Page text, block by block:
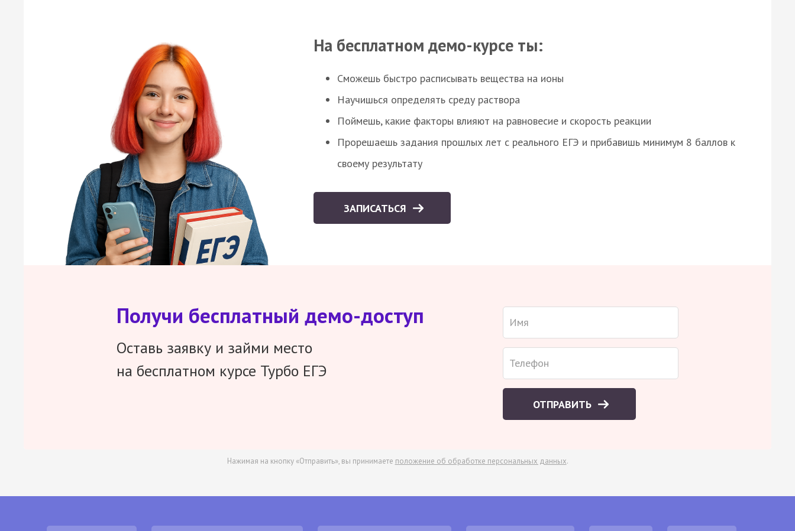
На бесплатном демо-курсе ты:
Сможешь быстро расписывать вещества на ионы
Научишься определять среду раствора
Поймешь, какие факторы влияют на равновесие и скорость реакции
Прорешаешь задания прошлых лет с реального ЕГЭ и прибавишь минимум 8 баллов к
своему результату
ЗАПИСАТЬСЯ
Получи бесплатный демо-доступ
Оставь заявку и займи место
на бесплатном курсе Турбо ЕГЭ
ОТПРАВИТЬ
Нажимая на кнопку «Отправить», вы принимаете положение об обработке персональных данных.